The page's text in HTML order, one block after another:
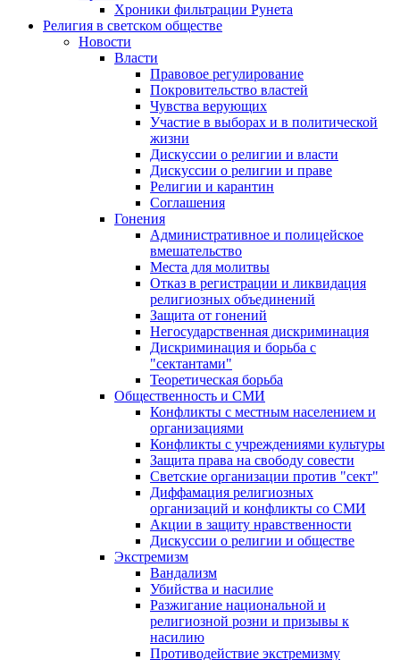
Хроники фильтрации Рунета
Религия в светском обществе
Новости
Власти
Правовое регулирование
Покровительство властей
Чувства верующих
Участие в выборах и в политической
жизни
Дискуссии о религии и власти
Дискуссии о религии и праве
Религии и карантин
Соглашения
Гонения
Административное и полицейское
вмешательство
Места для молитвы
Отказ в регистрации и ликвидация
религиозных объединений
Защита от гонений
Негосударственная дискриминация
Дискриминация и борьба с
"сектантами"
Теоретическая борьба
Общественность и СМИ
Конфликты с местным населением и
организациями
Конфликты с учреждениями культуры
Защита права на свободу совести
Светские организации против "сект"
Диффамация религиозных
организаций и конфликты со СМИ
Акции в защиту нравственности
Дискуссии о религии и обществе
Экстремизм
Вандализм
Убийства и насилие
Разжигание национальной и
религиозной розни и призывы к
насилию
Противодействие экстремизму